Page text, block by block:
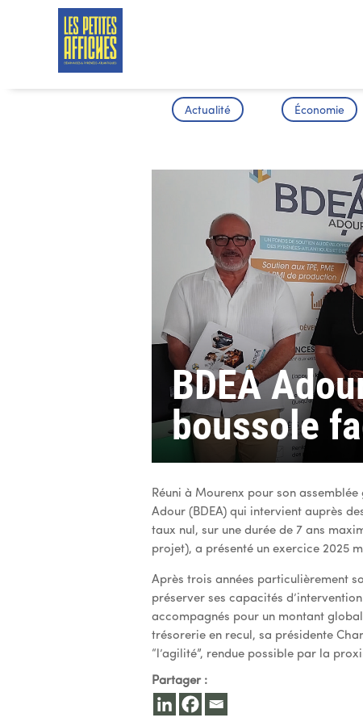
Actualité Économie
BDEA
boussole
Réuni à Mourenx pour son
Adour (BDEA) qui intervient auprès
taux nul, sur une durée de 7 ans
projet), a présenté un exercice 2025
Après trois années particulièrement
préserver ses capacités
accompagnés pour un montant global
trésorerie en recul, sa présidente
“l’agilité”, rendue possible par la
Partager :